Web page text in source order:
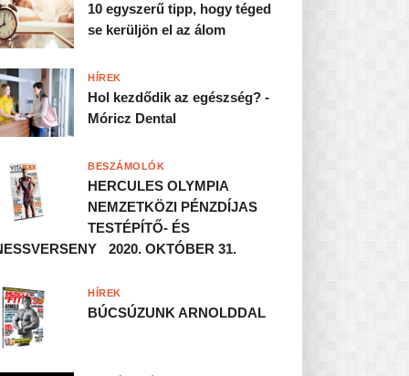
10 egyszerű tipp, hogy téged
se kerüljön el az álom
Hol kezdődik az egészség? -
Móricz Dental
HÍREK
HERCULES OLYMPIA
NEMZETKÖZI PÉNZDÍJAS
TESTÉPÍTŐ- ÉS
2020. OKTÓBER 31.
BESZÁMOLÓK
BÚCSÚZUNK ARNOLDDAL
HÍREK